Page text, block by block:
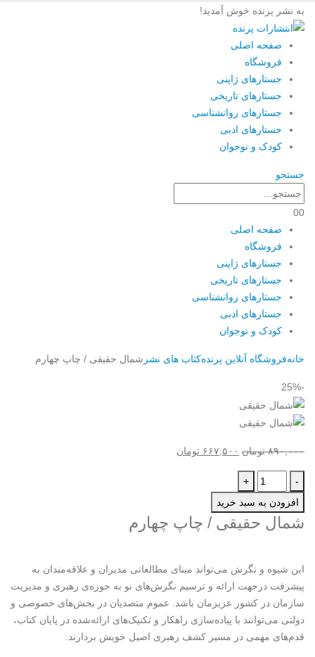
به نشر پرنده خوش آمدید!
صفحه اصلی
فروشگاه
جستارهای ژاپنی
جستارهای تاریخی
جستارهای روانشناسی
جستارهای ادبی
کودک و نوجوان
جستجو
00
صفحه اصلی
فروشگاه
جستارهای ژاپنی
جستارهای تاریخی
جستارهای روانشناسی
جستارهای ادبی
کودک و نوجوان
خانهفروشگاه آنلاین پرندهکتاب های نشر شمال حقیقی / چاپ چهارم
-25%
۸۹۰,۰۰۰ تومان قیمت
بود.
۶۶۷,۵۰۰ تومان
-
+
افزودن به سبد خرید
شمال حقیقی / چاپ چهارم
این شیوه و نگرش می‌تواند مبنای مطالعاتی مدیران و علاقه‌مندان به
پیشرفت در­جهت ارائه و ترسیم نگرش‌های نو به حوزه­‌ی رهبری و مدیریت
سازمان در کشور عزیزمان باشد. عموم متصدیان در بخش‌های خصوصی و
دولتی می‌توانند با پیاده‌سازی راه­کار و تکنیک­‌های ارائه‌شده در پایان کتاب،
قدم‌های مهمی در مسیر کشف رهبری اصیل خویش بردارند.